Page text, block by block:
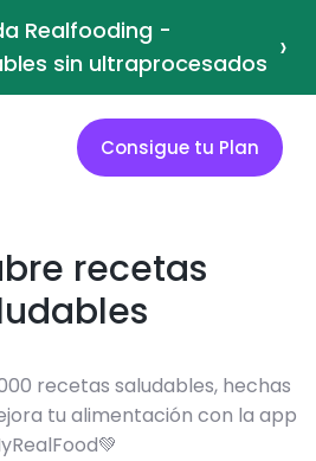
Realfooding -
sin ultraprocesados ›
Consigue tu Plan
recetas
recetas saludables, hechas
tu alimentación con la app